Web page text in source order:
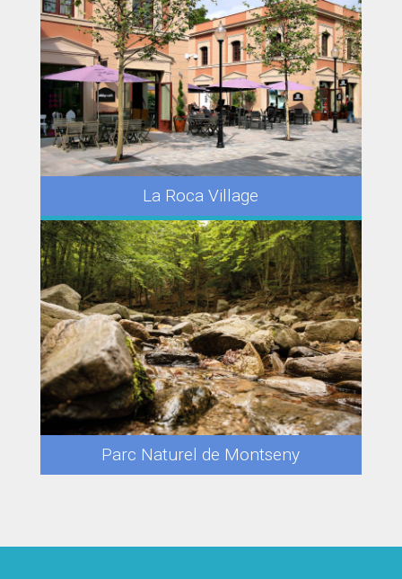
La Roca Village
Parc Naturel de Montseny